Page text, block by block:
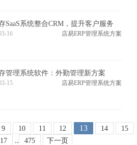
SaaS系统整合CRM，提升客户服务
16 店易ERP管理系统方案
管理系统软件：外勤管理新方案
15 店易ERP管理系统方案
9 10 11 12 13 14
15
17 .. 475 下一页